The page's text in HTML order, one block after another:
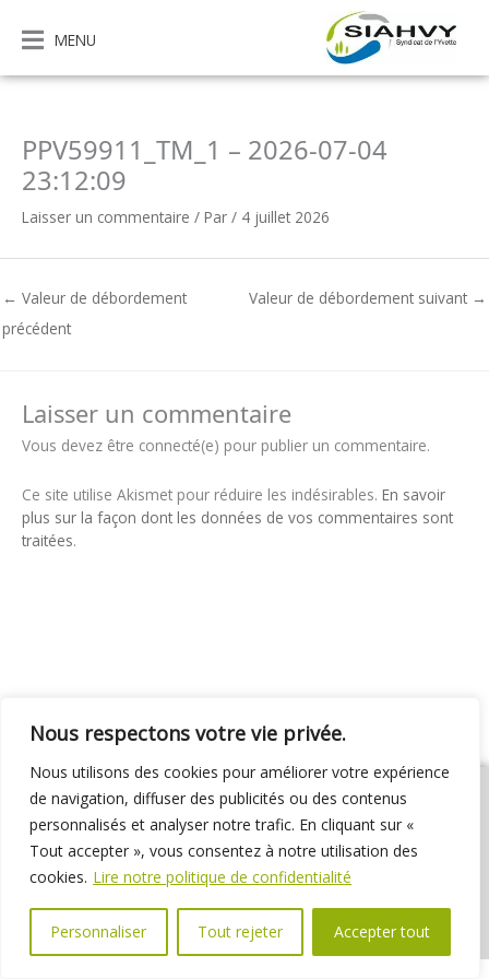
Nous respectons votre vie privée.
Nous utilisons des cookies pour améliorer votre expérience
de navigation, diffuser des publicités ou des contenus
personnalisés et analyser notre trafic. En cliquant sur «
Tout accepter », vous consentez à notre utilisation des
cookies. Lire notre politique de confidentialité
Personnaliser Tout rejeter Accepter tout
contenu
MENU
PPV59911_TM_1 – 2026-07-04
23:12:09
Laisser un commentaire / Par / 4 juillet 2026
← Valeur de débordement
précédent
Valeur de débordement suivant →
Laisser un commentaire
Vous devez être connecté(e) pour publier un commentaire.
Ce site utilise Akismet pour réduire les indésirables. En savoir
plus sur la façon dont les données de vos commentaires sont
traitées.
01 69 31 72 10 01 69 31 37 31
Nous contacter
Espace élus
Marchés publics Délibérations